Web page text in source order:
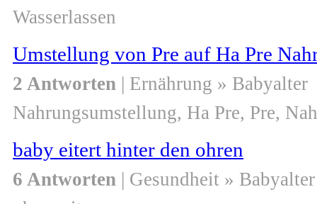
Wasserlassen
Umstellung von Pre auf Ha Pre
2 Antworten | Ernährung » Babyalter
Nahrungsumstellung, Ha Pre, Pre,
baby eitert hinter den ohren
6 Antworten | Gesundheit » Babyalter